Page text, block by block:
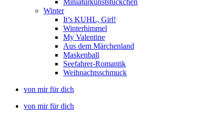
Miniaturkunststückchen
Winter
It’s KUHL, Girl!
Winterhimmel
My Valentine
Aus dem Märchenland
Maskenball
Seefahrer-Romantik
Weihnachtsschmuck
von mir für dich
von mir für dich